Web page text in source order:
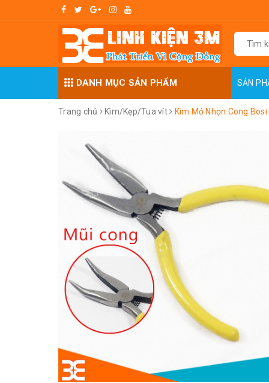
DANH MỤC SẢN PHẨM SẢN
Trang chủ Kìm/Kẹp/Tua vít Kìm Mỏ Nhọn Cong Bosi